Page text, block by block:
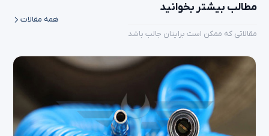
مطالب بیشتر بخوانید
مقالاتی که ممکن است برایتان جالب باشد
همه مقالات